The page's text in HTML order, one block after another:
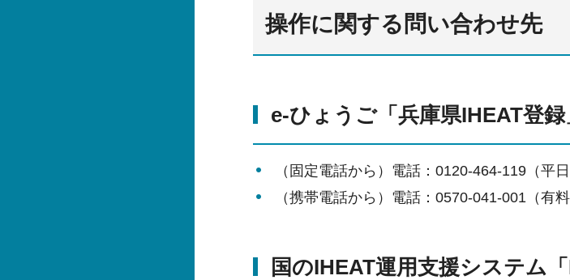
操作に関する問い合わせ先
e-ひょうご「兵庫県IHEAT登
（固定電話から）電話：0120-464-119（平
（携帯電話から）電話：0570-041-001（有
国のIHEAT運用支援システム